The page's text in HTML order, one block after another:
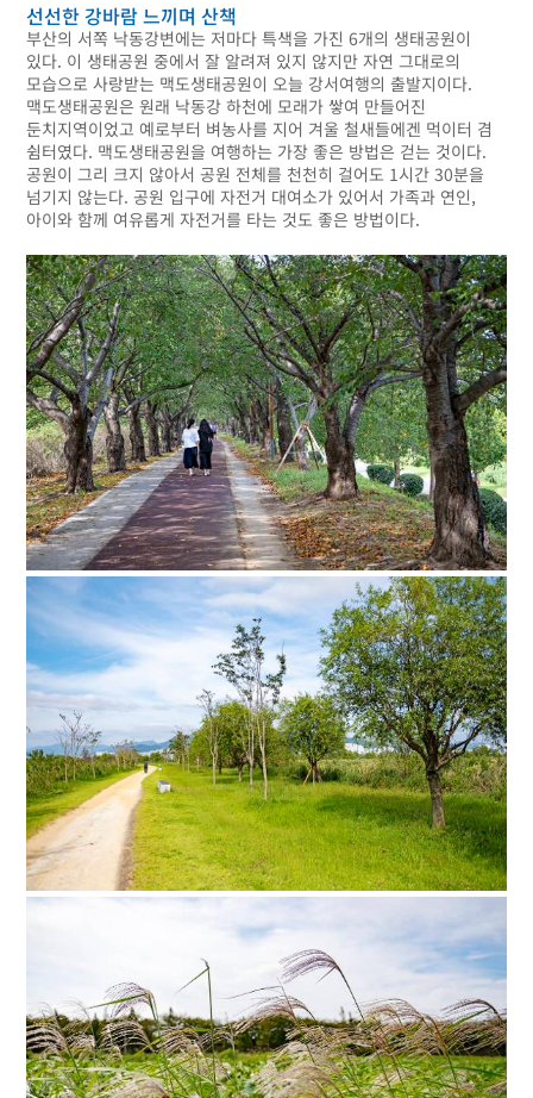
선선한 강바람 느끼며 산책
부산의 서쪽 낙동강변에는 저마다 특색을 가진 6개의 생태공원이
있다. 이 생태공원 중에서 잘 알려져 있지 않지만 자연 그대로의
모습으로 사랑받는 맥도생태공원이 오늘 강서여행의 출발지이다.
맥도생태공원은 원래 낙동강 하천에 모래가 쌓여 만들어진
둔치지역이었고 예로부터 벼농사를 지어 겨울 철새들에겐 먹이터 겸
쉼터였다. 맥도생태공원을 여행하는 가장 좋은 방법은 걷는 것이다.
공원이 그리 크지 않아서 공원 전체를 천천히 걸어도 1시간 30분을
넘기지 않는다. 공원 입구에 자전거 대여소가 있어서 가족과 연인,
아이와 함께 여유롭게 자전거를 타는 것도 좋은 방법이다.